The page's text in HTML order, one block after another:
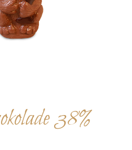
38%